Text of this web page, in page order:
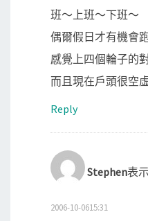
班～上班～下班～
偶爾假日才有機會
感覺上四個輪子的
而且現在戶頭很空
Reply
Stephen表
2006-10-0615:31